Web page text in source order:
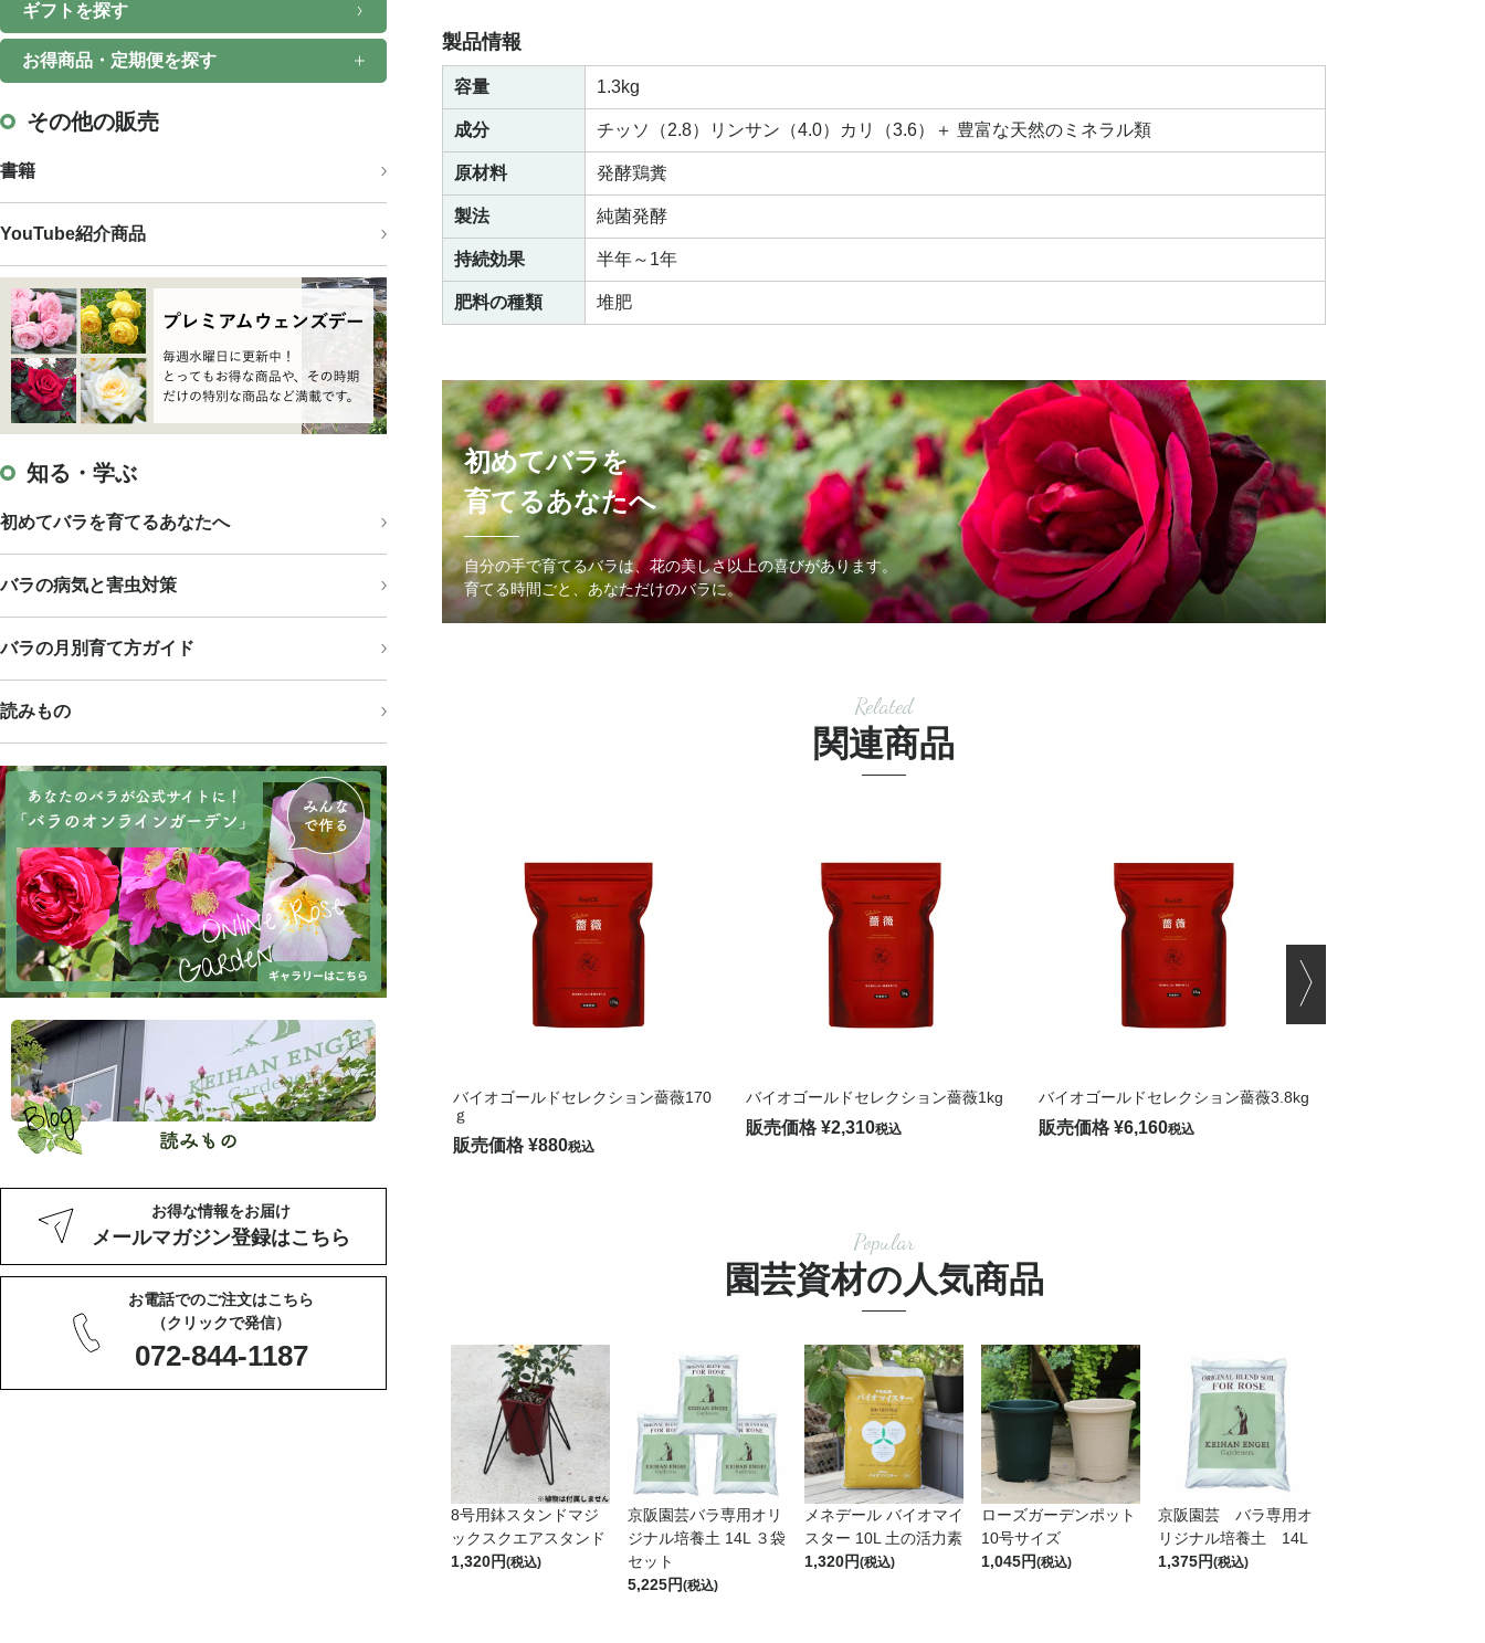
ギフトを探す
お得商品・定期便を探す
その他の販売
書籍
YouTube紹介商品
知る・学ぶ
初めてバラを育てるあなたへ
バラの病気と害虫対策
バラの月別育て方ガイド
読みもの
お得な情報をお届け
メールマガジン登録はこちら
お電話でのご注文はこちら
（クリックで発信）
072-844-1187
製品情報
容量 1.3kg
成分 チッソ（2.8）リンサン（4.0）カリ（3.6）＋ 豊富な天然のミネラル類
原材料 発酵鶏糞
製法 純菌発酵
持続効果 半年～1年
肥料の種類 堆肥
初めてバラを
育てるあなたへ
自分の手で育てるバラは、花の美しさ以上の喜びがあります。
育てる時間ごと、あなただけのバラに。
Related
関連商品
バイオゴールドセレクション薔薇170
ｇ
販売価格 ¥880税込
バイオゴールドセレクション薔薇1kg
販売価格 ¥2,310税込
バイオゴールドセレクション薔薇3.8kg
販売価格 ¥6,160税込
Popular
園芸資材の人気商品
8号用鉢スタンドマジ
ックスクエアスタンド
1,320
(税込)
京阪園芸バラ専用オリ
ジナル培養土 14L ３袋
セット
5,225
(税込)
メネデール バイオマイ
スター 10L 土の活力素
1,320
(税込)
ローズガーデンポット
10号サイズ
1,045
(税込)
京阪園芸 バラ専用オ
リジナル培養土 14L
1,375
(税込)